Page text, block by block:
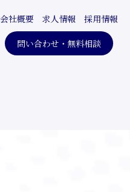
会社概要 求人情報 採用情報
問い合わせ・無料相談